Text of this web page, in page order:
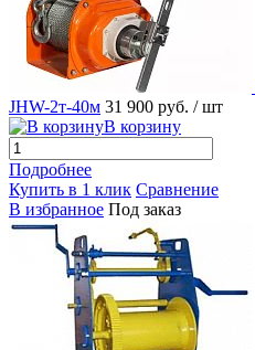
JHW-2т-40м 31 900 руб. / шт
В корзину
Подробнее
Купить в 1 клик Сравнение
В избранное Под заказ